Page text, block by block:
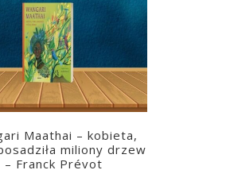
Maathai – kobieta,
miliony drzew
– Franck Prévot